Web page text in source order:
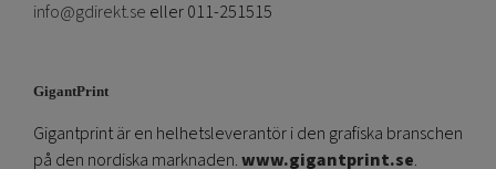
info@gdirekt.se eller 011-251515
GigantPrint
Gigantprint är en helhetsleverantör i den grafiska branschen
på den nordiska marknaden.www.gigantprint.se.